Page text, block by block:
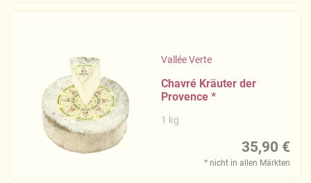
Vallée Verte
Chavré Kräuter der
Provence *
1 kg
35,90 €
* nicht in allen Märkten